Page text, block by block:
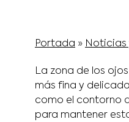
Portada » Noticias
La zona de los
más fina y
como el contorno
para mantener